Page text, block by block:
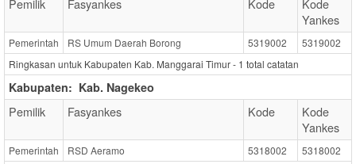
Pemilik Fasyankes Kode
Kode
Yankes
Pemerintah RS Umum Daerah Borong 5319002
5319002
Ringkasan untuk Kabupaten Kab. Manggarai Timur - 1 total catatan
Kabupaten: Kab. Nagekeo
Pemilik Fasyankes Kode
Kode
Yankes
Pemerintah RSD Aeramo 5318002
5318002